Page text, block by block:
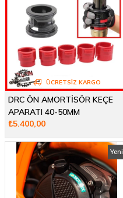
DRC ÖN AMORTİSÖR KEÇE
APARATI 40-50MM
₺5.400,00
ÜCRETSIZ KARGO
Yeni
Ürün